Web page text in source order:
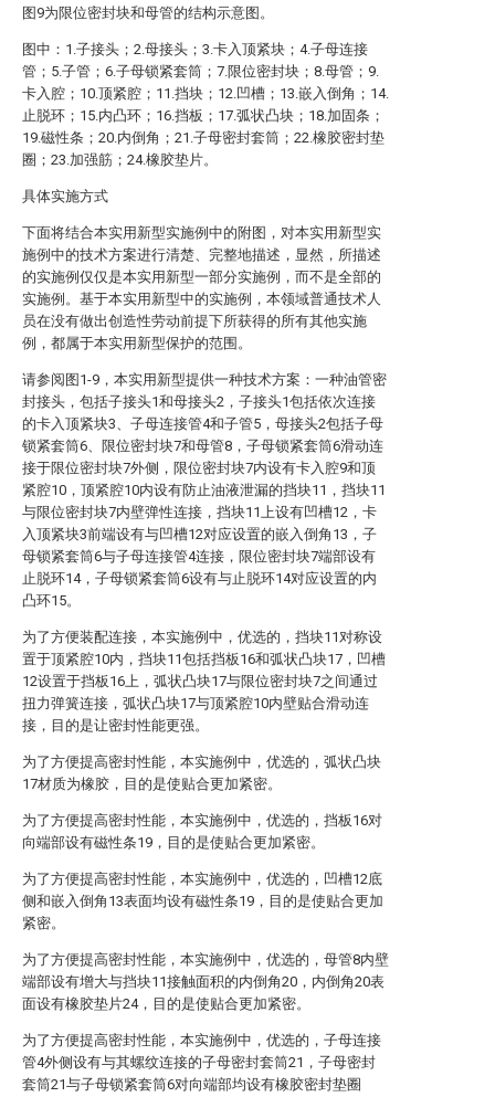
图9为限位密封块和母管的结构示意图。
图中：1.子接头；2.母接头；3.卡入顶紧块；4.子母连接
管；5.子管；6.子母锁紧套筒；7.限位密封块；8.母管；9.
卡入腔；10.顶紧腔；11.挡块；12.凹槽；13.嵌入倒角；14.
止脱环；15.内凸环；16.挡板；17.弧状凸块；18.加固条；
19.磁性条；20.内倒角；21.子母密封套筒；22.橡胶密封垫
圈；23.加强筋；24.橡胶垫片。
具体实施方式
下面将结合本实用新型实施例中的附图，对本实用新型实
施例中的技术方案进行清楚、完整地描述，显然，所描述
的实施例仅仅是本实用新型一部分实施例，而不是全部的
实施例。基于本实用新型中的实施例，本领域普通技术人
员在没有做出创造性劳动前提下所获得的所有其他实施
例，都属于本实用新型保护的范围。
请参阅图1-9，本实用新型提供一种技术方案：一种油管密
封接头，包括子接头1和母接头2，子接头1包括依次连接
的卡入顶紧块3、子母连接管4和子管5，母接头2包括子母
锁紧套筒6、限位密封块7和母管8，子母锁紧套筒6滑动连
接于限位密封块7外侧，限位密封块7内设有卡入腔9和顶
紧腔10，顶紧腔10内设有防止油液泄漏的挡块11，挡块11
与限位密封块7内壁弹性连接，挡块11上设有凹槽12，卡
入顶紧块3前端设有与凹槽12对应设置的嵌入倒角13，子
母锁紧套筒6与子母连接管4连接，限位密封块7端部设有
止脱环14，子母锁紧套筒6设有与止脱环14对应设置的内
凸环15。
为了方便装配连接，本实施例中，优选的，挡块11对称设
置于顶紧腔10内，挡块11包括挡板16和弧状凸块17，凹槽
12设置于挡板16上，弧状凸块17与限位密封块7之间通过
扭力弹簧连接，弧状凸块17与顶紧腔10内壁贴合滑动连
接，目的是让密封性能更强。
为了方便提高密封性能，本实施例中，优选的，弧状凸块
17材质为橡胶，目的是使贴合更加紧密。
为了方便提高密封性能，本实施例中，优选的，挡板16对
向端部设有磁性条19，目的是使贴合更加紧密。
为了方便提高密封性能，本实施例中，优选的，凹槽12底
侧和嵌入倒角13表面均设有磁性条19，目的是使贴合更加
紧密。
为了方便提高密封性能，本实施例中，优选的，母管8内壁
端部设有增大与挡块11接触面积的内倒角20，内倒角20表
面设有橡胶垫片24，目的是使贴合更加紧密。
为了方便提高密封性能，本实施例中，优选的，子母连接
管4外侧设有与其螺纹连接的子母密封套筒21，子母密封
套筒21与子母锁紧套筒6对向端部均设有橡胶密封垫圈